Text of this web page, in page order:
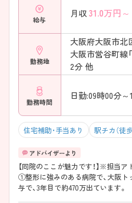
給与
月収 31.0万円～
勤務地
大阪府大阪市北
大阪市営谷町線
2分 他
勤務時間
日勤:09時00分～
住宅補助・手当あり 駅チカ（徒
【同院のここが魅力です！】※担当
①整形に強みのある病院で、大阪
与で、3年目で約470万出ています